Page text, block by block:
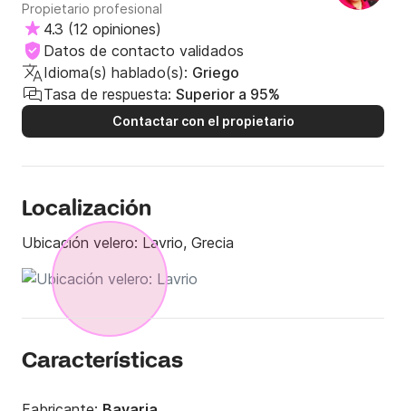
Propietario profesional
4.3 (12 opiniones)
Datos de contacto validados
Idioma(s) hablado(s): Griego
Tasa de respuesta: Superior a 95%
Contactar con el propietario
Localización
Ubicación velero: Lavrio, Grecia
Características